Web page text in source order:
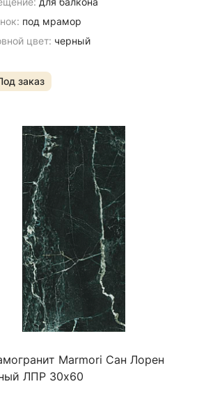
под мрамор
цвет: черный
заказ
Marmori Сан Лорен
ЛПР 30х60